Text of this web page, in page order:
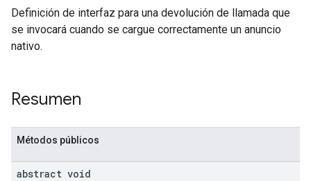
Definición de interfaz para una devolución de llamada que
se invocará cuando se cargue correctamente un anuncio
nativo.
Resumen
Métodos públicos
abstract void